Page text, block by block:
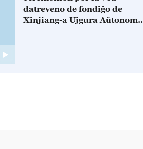
datreveno de fondiĝo de
Xinjiang-a Ujgura Aŭtonoma